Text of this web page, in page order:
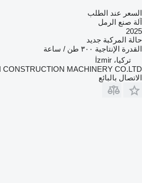
السعر عند الطلب
آلة صنع الرمل
2025
حالة المركبة جديد
القدرة الإنتاجية ٣٠٠ طن / ساعة
تركيا، İzmir
MACHINERY CO.LTD.
الاتصال بالبائع